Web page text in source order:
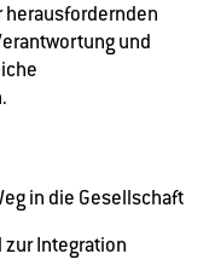
herausfordernden
und
in die Gesellschaft
zur Integration